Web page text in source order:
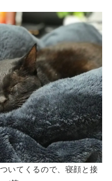
いてくるので、寝顔と接